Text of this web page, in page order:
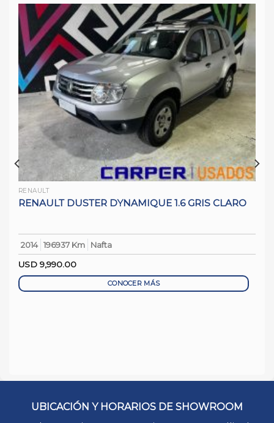
RENAULT
RENAULT DUSTER DYNAMIQUE 1.6 GRIS CLARO
2014 196937 Km
Nafta
USD 9,990.00
CONOCER MÁS
UBICACIÓN Y HORARIOS DE SHOWROOM